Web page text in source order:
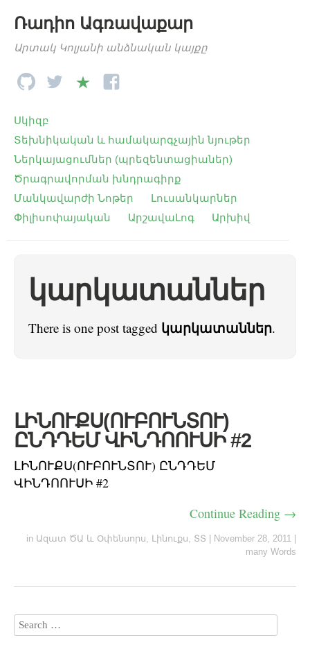
Ռադիո Ագռավաքար
Արտակ Կոլյանի անձնական կայքը
Սկիզբ
Տեխնիկական և համակարգչային նյութեր
Ներկայացումներ (պրեզենտացիաներ)
Ծրագրավորման խնդրագիրք
Մանկավարժի Նոթեր
Լուսանկարներ
Փիլիսոփայական
ԱրշավաԼոգ Արխիվ
կարկատաններ
There is one post tagged կարկատաններ.
ԼԻՆՈՒՔՍ(ՈՒԲՈՒՆՏՈՒ)
ԸՆԴԴԵՄ ՎԻՆԴՈՈՒՍԻ #2
ԼԻՆՈՒՔՍ(ՈՒԲՈՒՆՏՈՒ) ԸՆԴԴԵՄ
ՎԻՆԴՈՈՒՍԻ #2
Continue Reading →
in Ազատ ԾԱ և Օփենսորս, Լինուքս, ՏՏ November 28, 2011
many Words